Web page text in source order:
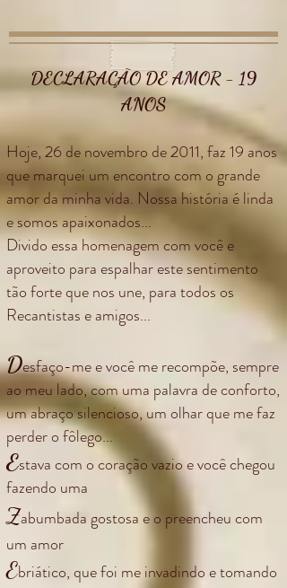
DECLARAÇÃO DE AMOR - 19
ANOS
Hoje, 26 de novembro de 2011, faz 19 anos
que marquei um encontro com o grande
amor da minha vida. Nossa história é linda
e somos apaixonados...
Divido essa homenagem com você e
aproveito para espalhar este sentimento
tão forte que nos une, para todos os
Recantistas e amigos...
Desfaço-me e você me recompõe, sempre
ao meu lado, com uma palavra de conforto,
um abraço silencioso, um olhar que me faz
perder o fôlego...
Estava com o coração vazio e você chegou
fazendo uma
Zabumbada gostosa e o preencheu com
um amor
Ebriático, que foi me invadindo e tomando